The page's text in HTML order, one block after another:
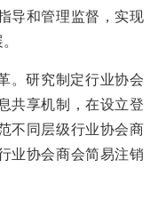
导和管理监督，实现
。研究制定行业协会
共享机制，在设立登
不同层级行业协会商
业协会商会简易注销